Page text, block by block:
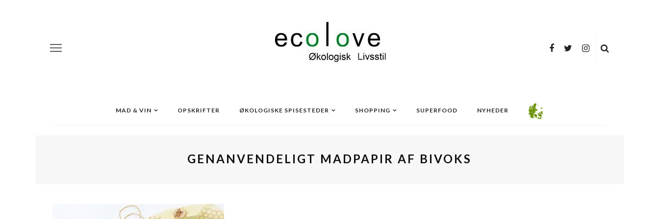
MAD & VIN OPSKRIFTER ØKOLOGISKE SPISESTEDER SHOPPING SUPERFOOD NYHEDER
GENANVENDELIGT MADPAPIR AF BIVOKS